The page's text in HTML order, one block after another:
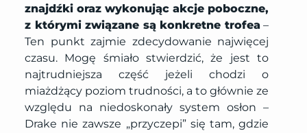
znajdźki oraz wykonując akcje poboczne,
z którymi związane są konkretne trofea–
Ten punkt zajmie zdecydowanie najwięcej
czasu. Mogę śmiało stwierdzić, że jest to
najtrudniejsza część jeżeli chodzi o
miażdżący poziom trudności, a to głównie ze
względu na niedoskonały system osłon –
Drake nie zawsze „przyczepi” się tam, gdzie